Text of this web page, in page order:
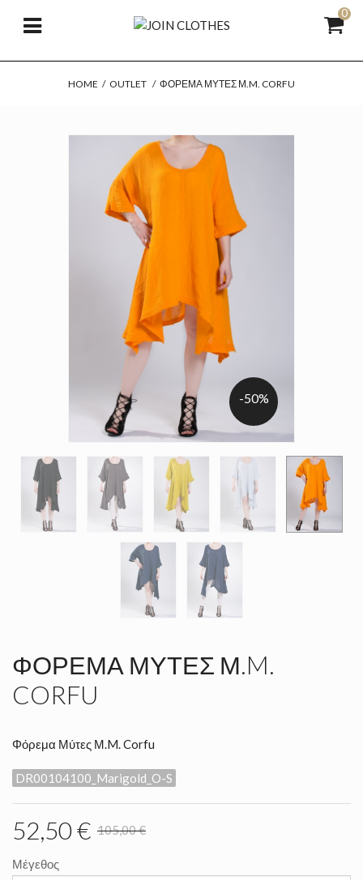
0
HOME / OUTLET / ΦΌΡΕΜΑ ΜΎΤΕΣ Μ.M. CORFU
-50%
ΦΌΡΕΜΑ ΜΎΤΕΣ Μ.M.
CORFU
Φόρεμα Μύτες Μ.M. Corfu
DR00104100_Marigold_O-S
52,50 € 105,00 €
Μέγεθος